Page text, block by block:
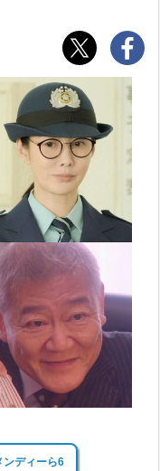
ディーら6